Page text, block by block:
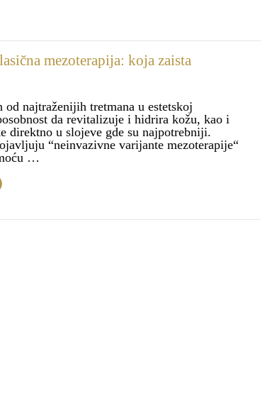
mezoterapija: koja zaista
od najtraženijih tretmana u estetskoj
da revitalizuje i hidrira kožu, kao i
direktno u slojeve gde su najpotrebniji.
“neinvazivne varijante mezoterapije“
…